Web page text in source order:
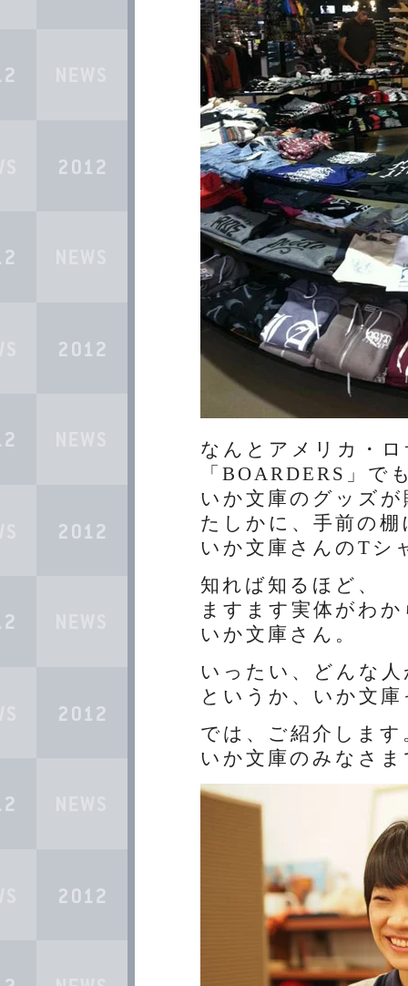
なんとアメリカ・
「BOARDERS」で
いか文庫のグッズ
たしかに、手前の棚
いか文庫さんのTシ
知れば知るほど、
ますます実体がわ
いか文庫さん。
いったい、どんな
というか、いか文
では、ご紹介します
いか文庫のみなさ